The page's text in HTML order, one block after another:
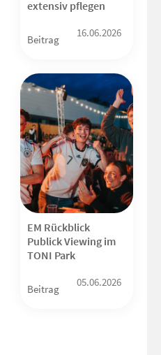
extensiv pflegen
Beitrag
16.06.2026
EM Rückblick
Publick Viewing im
TONI Park
Beitrag
05.06.2026